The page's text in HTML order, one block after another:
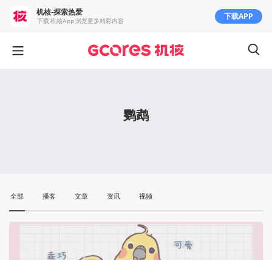
鹦鹉
全部 播客 文章 资讯 视频
机核-探索热爱
下载 机核App 浏览更多精彩内容 下载APP